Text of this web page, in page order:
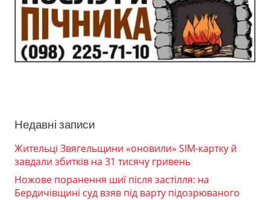
Недавні записи
Жительці Звягельщини «оновили» SIM-картку й
завдали збитків на 31 тисячу гривень
Ножове поранення шиї після застілля: на
Бердичівщині суд взяв під варту підозрюваного